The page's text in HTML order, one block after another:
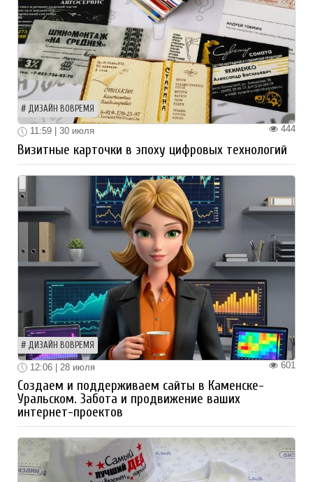
ДИЗАЙН ВОВРЕМЯ
444
11:59 | 30 июля
Визитные карточки в эпоху цифровых технологий
ДИЗАЙН ВОВРЕМЯ
601
12:06 | 28 июля
Создаем и поддерживаем сайты в Каменске-
Уральском. Забота и продвижение ваших
интернет-проектов